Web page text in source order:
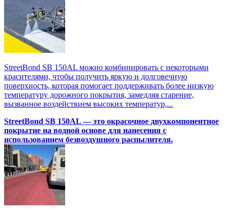
StreetBond SB 150AL можно комбинировать с некоторыми
красителями, чтобы получить яркую и долговечную
поверхность, которая помогает поддерживать более низкую
температуру дорожного покрытия, замедляя старение,
вызванное воздействием высоких температур,...
StreetBond SB 150AL — это окрасочное двухкомпонентное
покрытие на водной основе для нанесения с
использованием безвоздушного распылителя.